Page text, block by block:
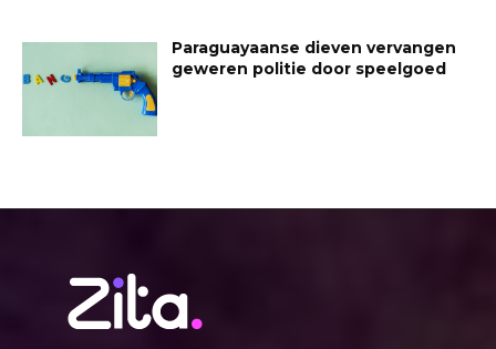
Paraguayaanse dieven vervangen
geweren politie door speelgoed